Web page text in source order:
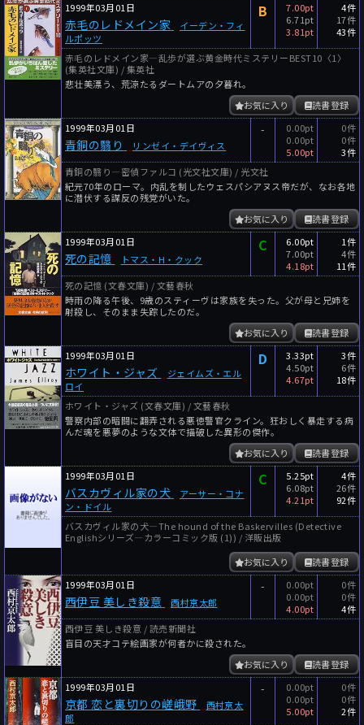
1999年03月01日
赤毛のレドメイン家
イーデン・フィ
ルポッツ
B
7.00pt
6.71pt
3.81pt
4件
17件
43件
赤毛のレドメイン家―乱歩が選ぶ黄金時代ミステリーBEST10〈1〉
(集英社文庫) / 集英社
悲壮美漂う、荒涼たるダートムアの夕暮れ。
読書登録
お気に入り
1999年03月01日
青銅の翳り リンゼイ・デイヴィス
-
0.00pt
0.00pt
5.00pt
0件
0件
3件
青銅の翳り―密偵ファルコ (光文社文庫) / 光文社
紀元70年のローマ。内乱を制したウェスパシアヌス帝だが、なお各地
に潜伏する謀反の残党がいた。
読書登録
お気に入り
1999年03月01日
死の記憶 トマス・H・クック
C
6.00pt
7.00pt
4.18pt
1件
4件
11件
死の記憶 (文春文庫) / 文藝春秋
時雨の降る午後、9歳のスティーヴは家族を失った。父が母と兄姉を
射殺し、そのまま失踪したのだ。
読書登録
お気に入り
1999年03月01日
ホワイト・ジャズ
ジェイムズ・エル
ロイ
D
3.33pt
4.50pt
4.67pt
3件
6件
18件
ホワイト・ジャズ (文春文庫) / 文藝春秋
警察内部の暗闘に翻弄される悪徳警官クライン。狂おしく暴走する病
んだ魂を悪夢のような文体で描破した異形の傑作。
読書登録
お気に入り
1999年03月01日
バスカヴィル家の犬
アーサー・コナ
ン・ドイル
C
5.25pt
6.08pt
4.21pt
4件
26件
92件
バスカヴィル家の犬―The hound of the Baskervilles (Detective
Englishシリーズ―カラーコミック版 (1)) / 洋販出版
読書登録
お気に入り
1999年03月01日
西伊豆 美しき殺意 西村京太郎
-
0.00pt
0.00pt
4.00pt
0件
0件
4件
西伊豆 美しき殺意 / 読売新聞社
盲目の天才コテ絵画家が何者かに殺された。
読書登録
お気に入り
1999年03月01日
京都 恋と裏切りの嵯峨野
西村京太
郎
-
0.00pt
0.00pt
5.00pt
0件
0件
2件